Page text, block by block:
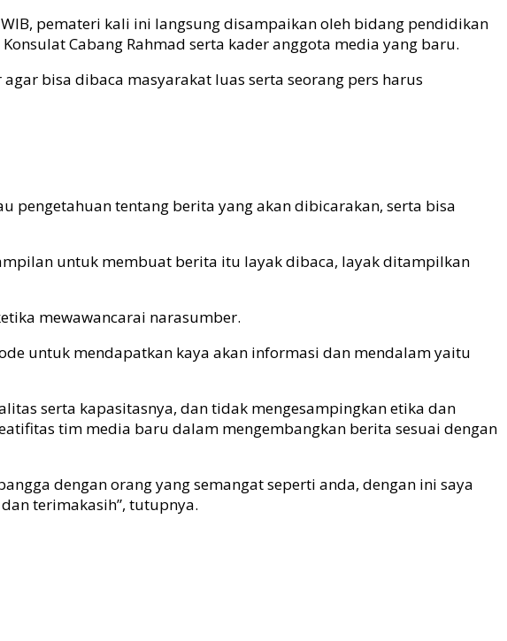
pemateri kali ini langsung disampaikan oleh bidang pendidikan
Cabang Rahmad serta kader anggota media yang baru.
bisa dibaca masyarakat luas serta seorang pers harus
pengetahuan tentang berita yang akan dibicarakan, serta bisa
untuk membuat berita itu layak dibaca, layak ditampilkan
mewawancarai narasumber.
untuk mendapatkan kaya akan informasi dan mendalam yaitu
serta kapasitasnya, dan tidak mengesampingkan etika dan
tim media baru dalam mengembangkan berita sesuai dengan
dengan orang yang semangat seperti anda, dengan ini saya
terimakasih”, tutupnya.